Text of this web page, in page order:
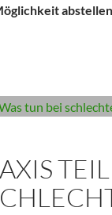
Fehler finden